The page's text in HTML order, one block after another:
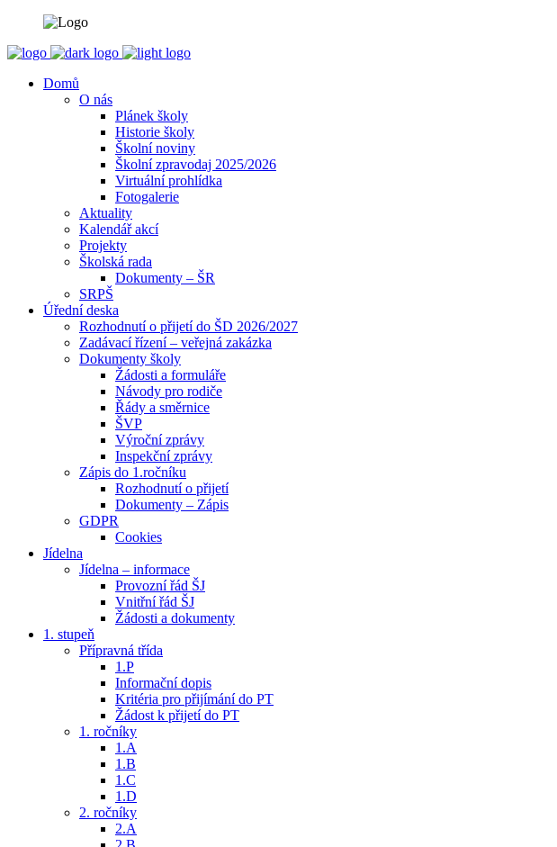
Domů
O nás
Plánek školy
Historie školy
Školní noviny
Školní zpravodaj 2025/2026
Virtuální prohlídka
Fotogalerie
Aktuality
Kalendář akcí
Projekty
Školská rada
Dokumenty – ŠR
SRPŠ
Úřední deska
Rozhodnutí o přijetí do ŠD 2026/2027
Zadávací řízení – veřejná zakázka
Dokumenty školy
Žádosti a formuláře
Návody pro rodiče
Řády a směrnice
ŠVP
Výroční zprávy
Inspekční zprávy
Zápis do 1.ročníku
Rozhodnutí o přijetí
Dokumenty – Zápis
GDPR
Cookies
Jídelna
Jídelna – informace
Provozní řád ŠJ
Vnitřní řád ŠJ
Žádosti a dokumenty
1. stupeň
Přípravná třída
1.P
Informační dopis
Kritéria pro přijímání do PT
Žádost k přijetí do PT
1. ročníky
1.A
1.B
1.C
1.D
2. ročníky
2.A